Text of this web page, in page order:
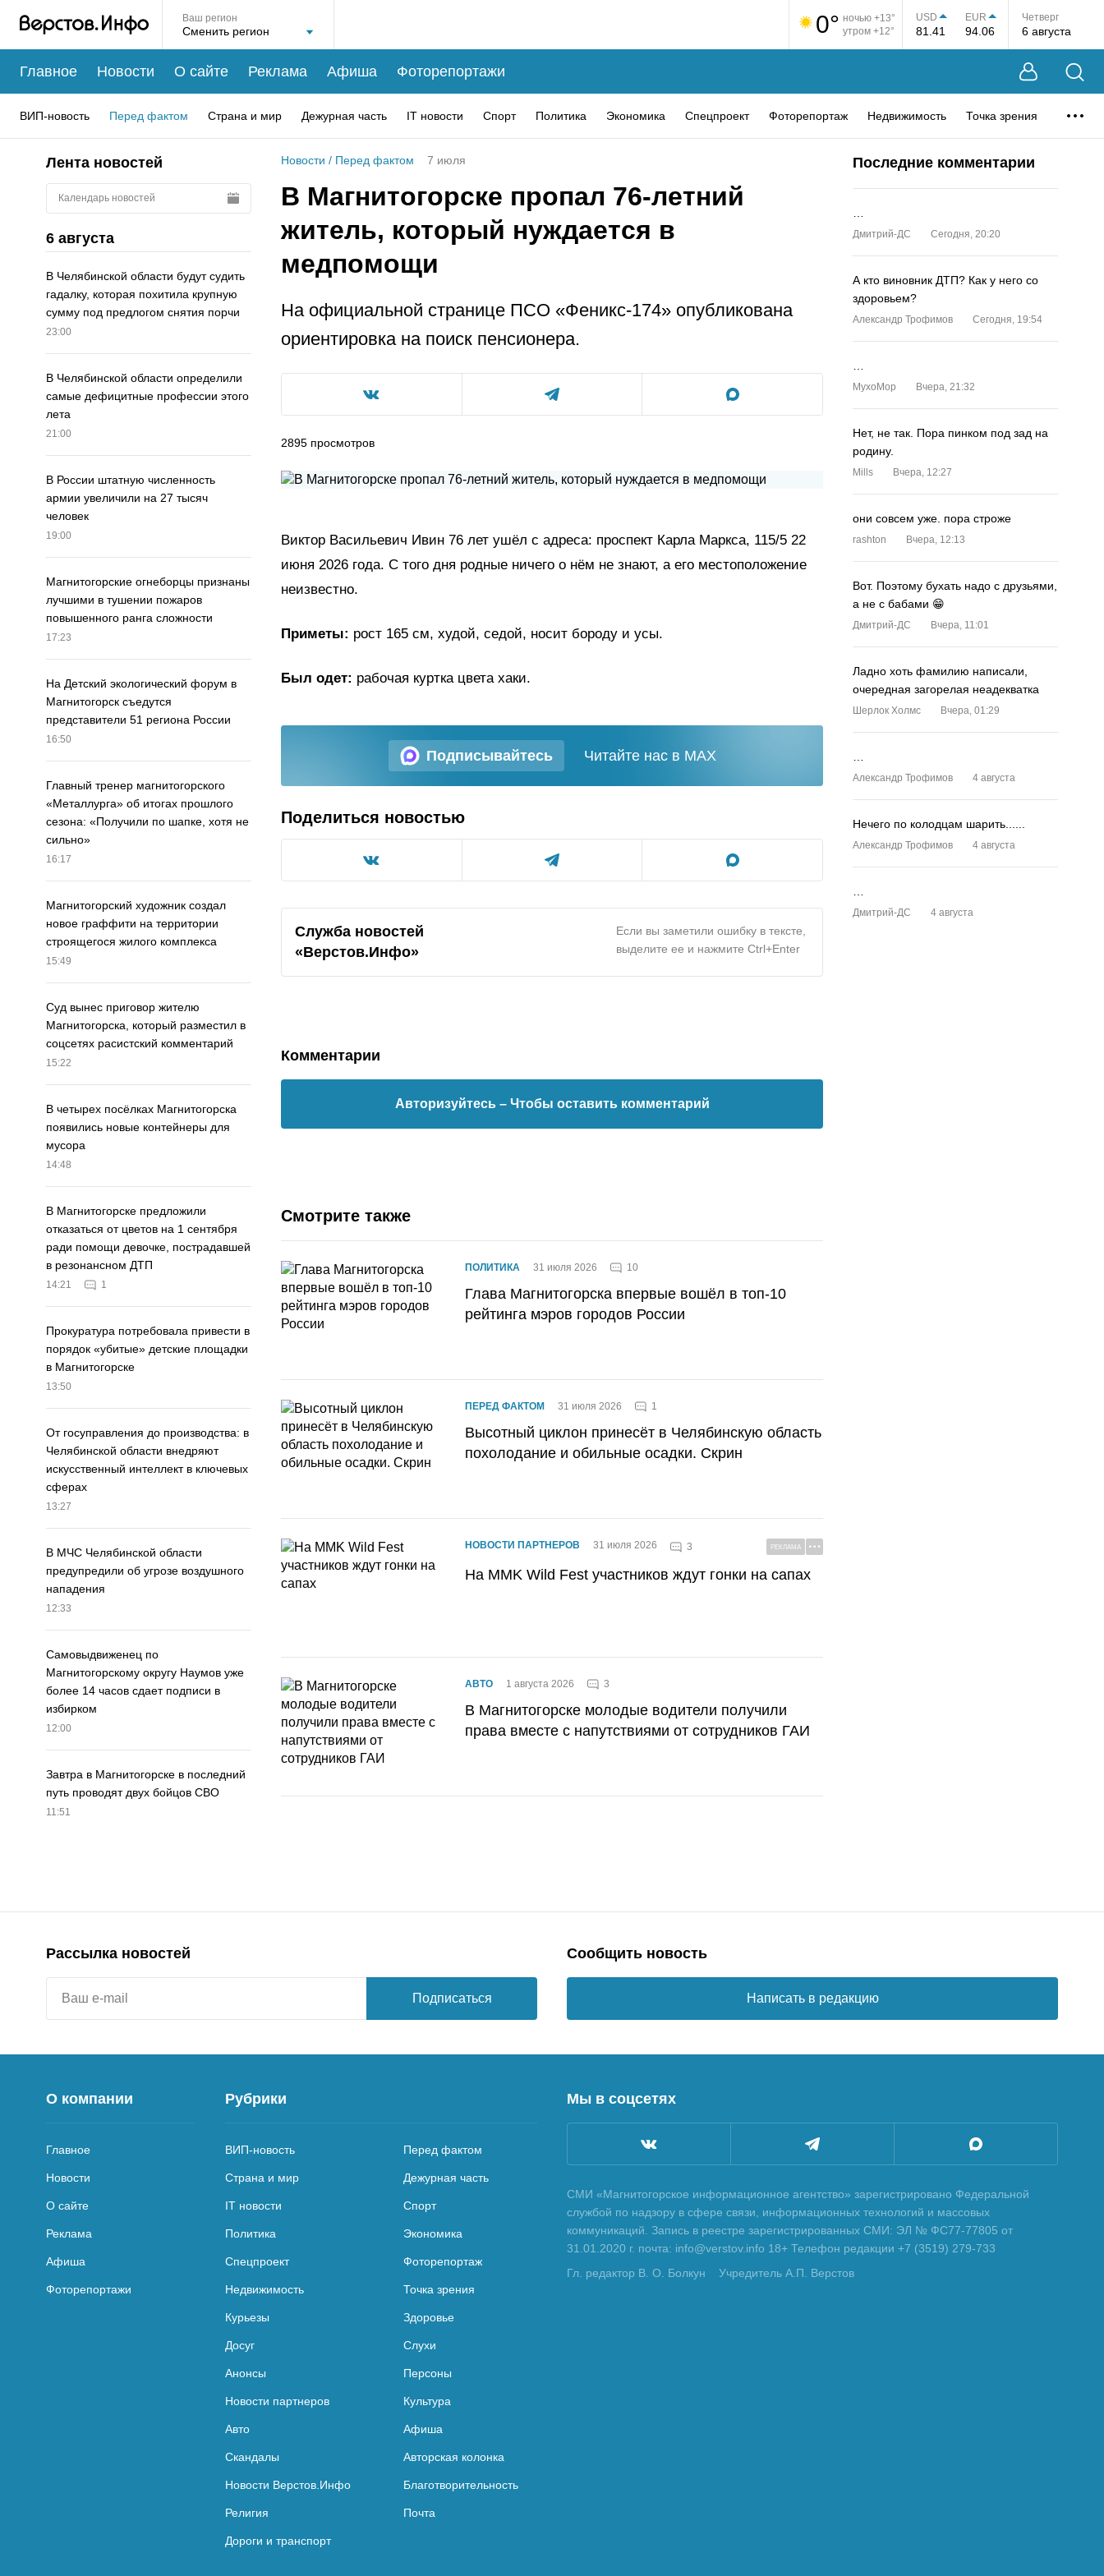
Ваш регион 0° ночью +13°
утром +12°
USD
81.41
EUR
94.06
Четверг
6 августа
Главное Новости О сайте Реклама Афиша Фоторепортажи
ВИП-новость Перед фактом Страна и мир Дежурная часть IT новости Спорт Политика Экономика Спецпроект Фоторепортаж Недвижимость Точка зрения
Лента новостей
Календарь новостей
6 августа
В Челябинской области будут судить
гадалку, которая похитила крупную
сумму под предлогом снятия порчи
23:00
В Челябинской области определили
самые дефицитные профессии этого
лета
21:00
В России штатную численность
армии увеличили на 27 тысяч
человек
19:00
Магнитогорские огнеборцы признаны
лучшими в тушении пожаров
повышенного ранга сложности
17:23
На Детский экологический форум в
Магнитогорск съедутся
представители 51 региона России
16:50
Главный тренер магнитогорского
«Металлурга» об итогах прошлого
сезона: «Получили по шапке, хотя не
сильно»
16:17
Магнитогорский художник создал
новое граффити на территории
строящегося жилого комплекса
15:49
Суд вынес приговор жителю
Магнитогорска, который разместил в
соцсетях расистский комментарий
15:22
В четырех посёлках Магнитогорска
появились новые контейнеры для
мусора
14:48
В Магнитогорске предложили
отказаться от цветов на 1 сентября
ради помощи девочке, пострадавшей
в резонансном ДТП
14:21 1
Прокуратура потребовала привести в
порядок «убитые» детские площадки
в Магнитогорске
13:50
От госуправления до производства: в
Челябинской области внедряют
искусственный интеллект в ключевых
сферах
13:27
В МЧС Челябинской области
предупредили об угрозе воздушного
нападения
12:33
Самовыдвиженец по
Магнитогорскому округу Наумов уже
более 14 часов сдает подписи в
избирком
12:00
Завтра в Магнитогорске в последний
путь проводят двух бойцов СВО
11:51
Новости / Перед фактом 7 июля
В Магнитогорске пропал 76-летний
житель, который нуждается в
медпомощи
На официальной странице ПСО «Феникс-174» опубликована
ориентировка на поиск пенсионера.
2895 просмотров
Виктор Васильевич Ивин 76 лет ушёл с адреса: проспект Карла Маркса, 115/5 22
июня 2026 года. С того дня родные ничего о нём не знают, а его местоположение
неизвестно.
Приметы: рост 165 см, худой, седой, носит бороду и усы.
Был одет: рабочая куртка цвета хаки.
Подписывайтесь Читайте нас в MAX
Поделиться новостью
Служба новостей
«Верстов.Инфо»
Если вы заметили ошибку в тексте,
выделите ее и нажмите Ctrl+Enter
Комментарии
Авторизуйтесь – Чтобы оставить комментарий
Смотрите также
ПОЛИТИКА 31 июля 2026 10
Глава Магнитогорска впервые вошёл в топ-10
рейтинга мэров городов России
ПЕРЕД ФАКТОМ 31 июля 2026 1
Высотный циклон принесёт в Челябинскую область
похолодание и обильные осадки. Скрин
НОВОСТИ ПАРТНЕРОВ 31 июля 2026 3 РЕКЛАМА
На MMK Wild Fest участников ждут гонки на сапах
АВТО 1 августа 2026 3
В Магнитогорске молодые водители получили
права вместе с напутствиями от сотрудников ГАИ
Последние комментарии
Дмитрий-ДС Сегодня, 20:20
А кто виновник ДТП? Как у него со
здоровьем?
Александр Трофимов Сегодня, 19:54
MyxoMop Вчера, 21:32
Нет, не так. Пора пинком под зад на
родину.
Mills Вчера, 12:27
они совсем уже. пора строже
rashton Вчера, 12:13
Вот. Поэтому бухать надо с друзьями,
а не с бабами 😁
Дмитрий-ДС Вчера, 11:01
Ладно хоть фамилию написали,
очередная загорелая неадекватка
Шерлок Холмс Вчера, 01:29
Александр Трофимов 4 августа
Нечего по колодцам шарить......
Александр Трофимов 4 августа
Дмитрий-ДС 4 августа
Рассылка новостей
Подписаться
Сообщить новость
Написать в редакцию
О компании
Главное
Новости
О сайте
Реклама
Афиша
Фоторепортажи
Рубрики
ВИП-новость Перед фактом
Страна и мир Дежурная часть
IT новости Спорт
Политика Экономика
Спецпроект Фоторепортаж
Недвижимость Точка зрения
Курьезы Здоровье
Досуг Слухи
Анонсы Персоны
Новости партнеров Культура
Авто Афиша
Скандалы Авторская колонка
Новости Верстов.Инфо Благотворительность
Религия Почта
Дороги и транспорт
Мы в соцсетях
СМИ «Магнитогорское информационное агентство» зарегистрировано Федеральной
службой по надзору в сфере связи, информационных технологий и массовых
коммуникаций. Запись в реестре зарегистрированных СМИ: ЭЛ № ФС77-77805 от
31.01.2020 г. почта: info@verstov.info 18+ Телефон редакции +7 (3519) 279-733
Гл. редактор В. О. Болкун
Учредитель А.П. Верстов